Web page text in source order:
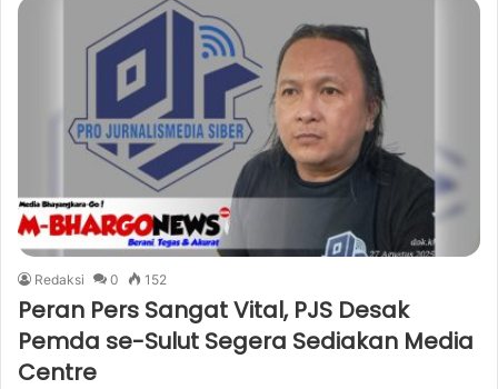
Redaksi 0 152
Peran Pers Sangat Vital, PJS Desak
Pemda se-Sulut Segera Sediakan Media
Centre